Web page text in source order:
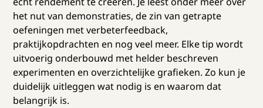
het nut van demonstraties, de zin van getrapte
oefeningen met verbeterfeedback,
praktijkopdrachten en nog veel meer. Elke tip wordt
uitvoerig onderbouwd met helder beschreven
experimenten en overzichtelijke grafieken. Zo kun je
duidelijk uitleggen wat nodig is en waarom dat
belangrijk is.